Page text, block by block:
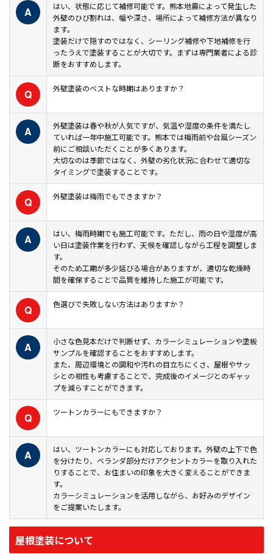
A
はい、状態に応じて補修可能です。熊本地震によって発生した
外壁のひび割れは、幅や深さ、場所によって補修方法が異なり
ます。
塗装だけで隠すのではなく、シーリング補修や下地補修を行
ったうえで塗装することが大切です。まずは専門業者による診
断をおすすめします。
Q 外壁塗装のベストな時期はありますか？
A
外壁塗装は春や秋が人気ですが、気温や湿度の条件を満たし
ていれば一年中施工可能です。熊本では梅雨前や台風シーズン
前にご相談いただくことが多くあります。
大切なのは季節ではなく、外壁の劣化状況に合わせて適切な
タイミングで塗装することです。
Q 外壁塗装は梅雨でもできますか？
A
はい、梅雨時期でも施工可能です。ただし、雨の日や湿度が高
い日は塗装作業を行わず、天候を確認しながら工程を調整しま
す。
そのため工期が多少延びる場合がありますが、適切な乾燥時
間を確保することで品質を維持した施工が可能です。
Q 色選びで失敗しない方法はありますか？
A
小さな色見本だけで判断せず、カラーシミュレーションや塗板
サンプルを確認することをおすすめします。
また、周辺環境との調和や汚れの目立ちにくさ、屋根やサッ
シとの相性も考慮することで、完成後のイメージとのギャッ
プを減らすことができます。
Q ツートンカラーにもできますか？
A
はい、ツートンカラーにも対応しております。外壁の上下で色
を分けたり、ベランダ部分だけアクセントカラーを取り入れた
りすることで、お住まいの印象を大きく変えることができま
す。
カラーシミュレーションを活用しながら、お好みのデザイン
をご提案いたします。
屋根塗装について